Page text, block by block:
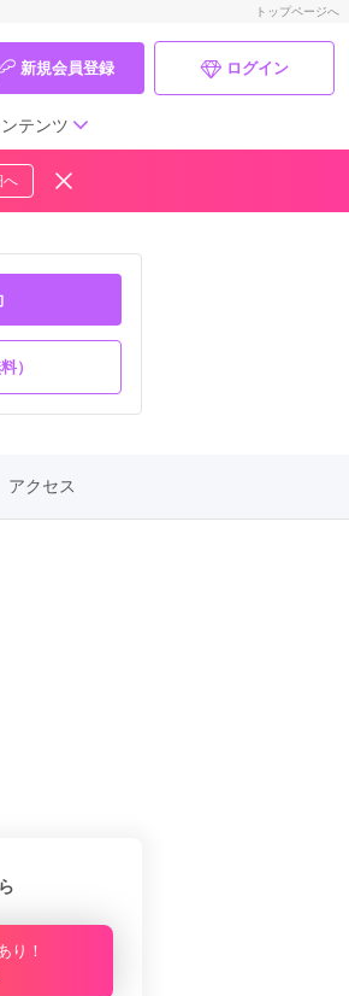
トップページへ
新規会員登録 ログイン
テンツ
集
振袖コーディネート特集
ポート
優秀店舗
へ
）
アクセス
り！